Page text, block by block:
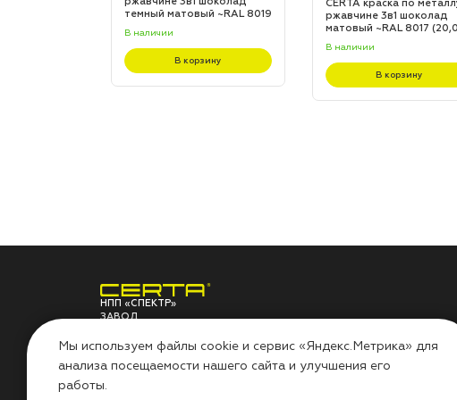
темный матовый ~RAL 8019
В наличии
В корзину
CERTA краска по
ржавчине 3в1 шоколад
матовый ~RAL 8017
В наличии
В корзину
НПП «СПЕКТР»
ЗАВОД
МАТЕРИАЛОВ
О ЗАВОДЕ
НПП «СПЕКТР»
ПОЛЕЗНАЯ
Советы
Мы используем файлы cookie и сервис «Яндекс.Метрика» для
анализа посещаемости нашего сайта и улучшения его
работы.